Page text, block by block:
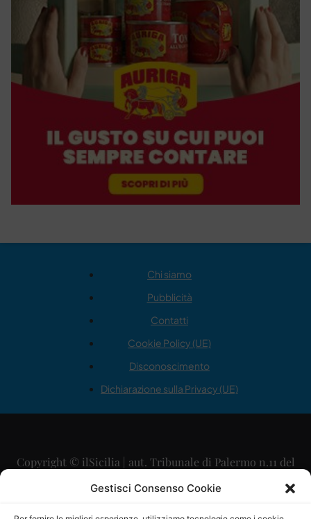
Gestisci Consenso Cookie
Chi siamo
Pubblicità
Contatti
Cookie Policy (UE)
Disconoscimento
Dichiarazione sulla Privacy (UE)
Copyright © ilSicilia | aut. Tribunale di Palermo n.11 del
29/09/2015